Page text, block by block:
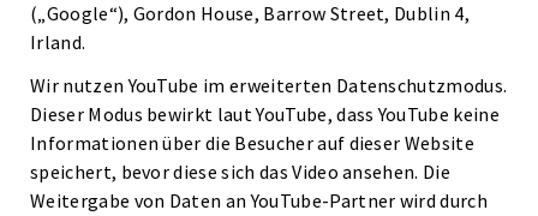
(„Google“), Gordon House, Barrow Street, Dublin 4,
Irland.
Wir nutzen YouTube im erweiterten Datenschutzmodus.
Dieser Modus bewirkt laut YouTube, dass YouTube keine
Informationen über die Besucher auf dieser Website
speichert, bevor diese sich das Video ansehen. Die
Weitergabe von Daten an YouTube-Partner wird durch